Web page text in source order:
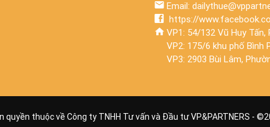
Email:
https://
VP1: 54/132 Vũ Huy Tấn,
VP2: 175/6 khu phố Bình
VP3: 2903 Bùi Lâm,
quyền thuộc về Công ty TNHH Tư vấn và Đầu tư VP&PARTNERS - ©